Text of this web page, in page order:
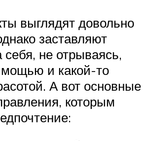
выглядят довольно
заставляют
себя, не отрываясь,
мощью и какой-то
А вот основные
которым